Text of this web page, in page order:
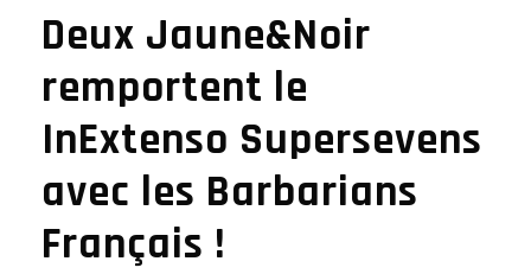
Deux Jaune&Noir
remportent le
InExtenso Supersevens
avec les Barbarians
Français !